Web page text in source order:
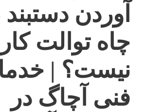
آوردن دستبند
چاه توالت
نیست؟ |
فنی آچاگ در